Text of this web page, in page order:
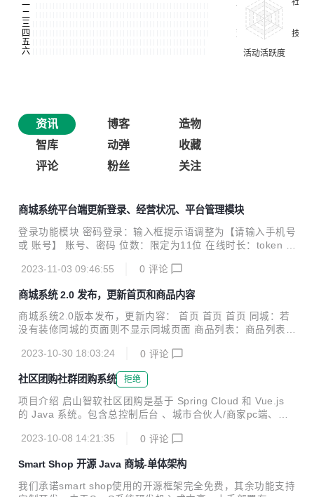
资讯 博客
造物
智库
动弹
收藏
评论
粉丝 关注
商城系统平台端更新登录、经营状况、平台管理模块
登录功能模块 密码登录：输入框提示语调整为【请输入手机号
或 账号】 账号、密码 位数：限定为11位 在线时长：token 有
直接进入系统即可，目前操作用户名和密码没有错误但登录提
名称显示全 重置：所有搜索功能模块中都加上【重置】功能
修改密码 将待修改用户的手机号显示出来，取消脱敏展示样式
验证码：改为与登录操作一致滑动图片将验证码填入框内 经营
户数】，即今日注册成功的总用户数 平台管理模块 菜单顺
2023-11-03 09:46:55 0 评论
商城系统 2.0 发布，更新首页和商品内容
商城系统2.0版本发布，更新内容： 首页 首页 首页 同城：若
没有装修同城的页面则不显示同城页面 商品列表：商品列表存
-left:0; margin-right:0"><strong><span>分类、金刚区分类
</span></strong></p> <ul> <li><span>定位问题：交互定位
存在将别的分类定位的位置拿过来的情况，而不是切换到新分
类后重新开始 </span></li> <li><span>遮罩问题：部分区域
存在遮罩的情况&nbsp;</span></li> <li> ...
2023-10-30 18:03:24 0 评论
社区团购社群团购系统 拒绝
项目介绍 启山智软社区团购是基于 Spring Cloud 和 Vue.js
的 Java 系统。包含总控制后台 、城市合伙人/商家pc端、团
模块。为响应用户需求我们新增了后台 DIY 装修拖拽式组件，
计，可支持二开，私有化部署，需求功能定制。 技术架构 技
术选型 技术 说明 官网 Spring Cloud 微服务框架 https://spri
ng.io/projects/spring-cloud Spring Cloud Alibaba 微服务框
2023-10-08 14:21:35 0 评论
Smart Shop 开源 Java 商城-单体架构
我们承诺smart shop使用的开源框架完全免费，其余功能支持